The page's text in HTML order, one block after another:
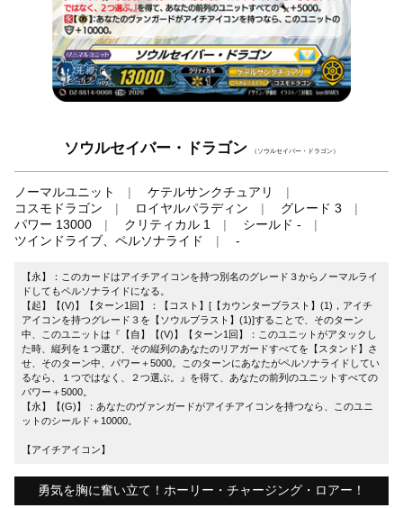
ソウルセイバー・ドラゴン （ソウルセイバー・ドラゴン）
ノーマルユニット
ケテルサンクチュアリ
コスモドラゴン
ロイヤルパラディン
グレード 3
パワー 13000
クリティカル 1
シールド -
ツインドライブ、ペルソナライド
-
【永】：このカードはアイチアイコンを持つ別名のグレード３からノーマルライ
ドしてもペルソナライドになる。
【起】【(V)】【ターン1回】：【コスト】[【カウンターブラスト】(1)，アイチ
アイコンを持つグレード３を【ソウルブラスト】(1)]することで、そのターン
中、このユニットは『【自】【(V)】【ターン1回】：このユニットがアタックし
た時、縦列を１つ選び、その縦列のあなたのリアガードすべてを【スタンド】さ
せ、そのターン中、パワー＋5000。このターンにあなたがペルソナライドしてい
るなら、１つではなく、２つ選ぶ。』を得て、あなたの前列のユニットすべての
パワー＋5000。
【永】【(G)】：あなたのヴァンガードがアイチアイコンを持つなら、このユニ
ットのシールド＋10000。
【アイチアイコン】
勇気を胸に奮い立て！ホーリー・チャージング・ロアー！